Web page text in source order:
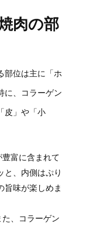
肉の部
部位は主に「ホ
に、コラーゲン
皮」や「小
富に含まれて
と、内側はぷり
旨味が楽しめま
、コラーゲン